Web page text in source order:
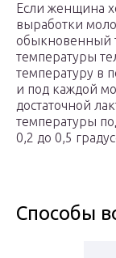
Если женщина
выработки
обыкновенный
температуры
температуру в
и под каждой
достаточной
температуры
0,2 до 0,5
Способы